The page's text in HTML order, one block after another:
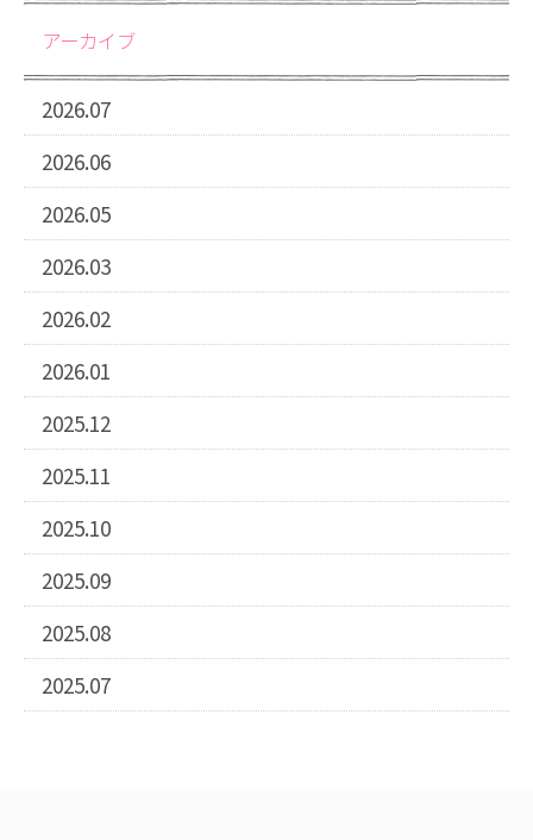
アーカイブ
2026.07
2026.06
2026.05
2026.03
2026.02
2026.01
2025.12
2025.11
2025.10
2025.09
2025.08
2025.07